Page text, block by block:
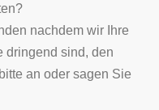
nachdem wir Ihre
dringend sind, den
an oder sagen Sie